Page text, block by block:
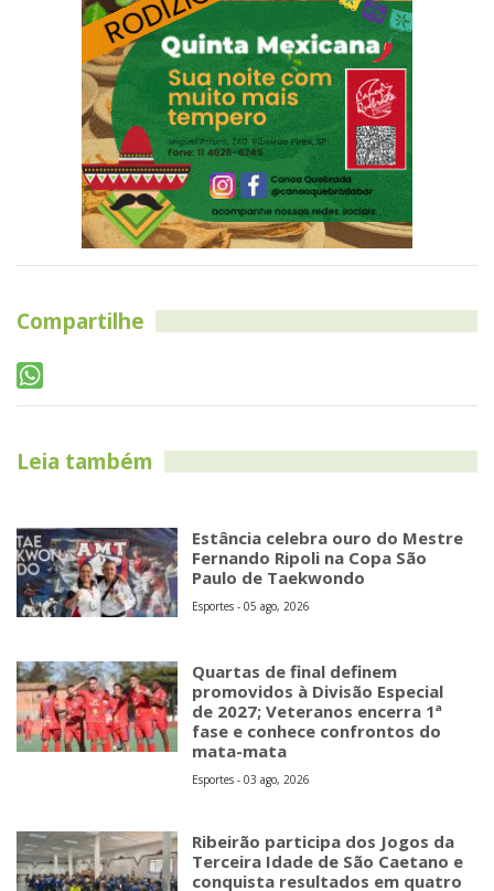
Compartilhe
Leia também
Estância celebra ouro do Mestre
Fernando Ripoli na Copa São
Paulo de Taekwondo
Esportes - 05 ago, 2026
Quartas de final definem
promovidos à Divisão Especial
de 2027; Veteranos encerra 1ª
fase e conhece confrontos do
mata-mata
Esportes - 03 ago, 2026
Ribeirão participa dos Jogos da
Terceira Idade de São Caetano e
conquista resultados em quatro